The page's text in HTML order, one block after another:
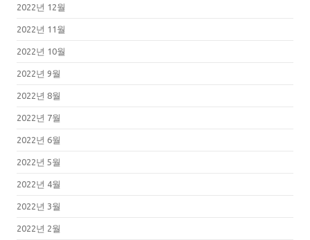
2022년 12월
2022년 11월
2022년 10월
2022년 9월
2022년 8월
2022년 7월
2022년 6월
2022년 5월
2022년 4월
2022년 3월
2022년 2월